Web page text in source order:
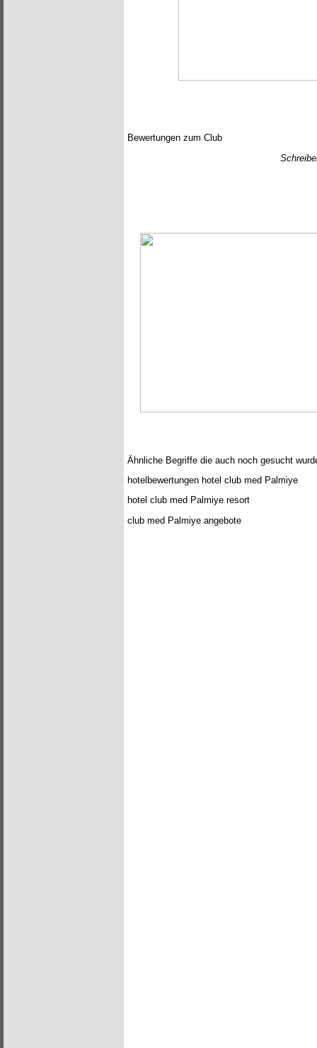
Bewertungen zum Club
Ähnliche Begriffe die auch noch gesucht
hotelbewertungen hotel club med Palmiye
hotel club med Palmiye resort
club med Palmiye angebote